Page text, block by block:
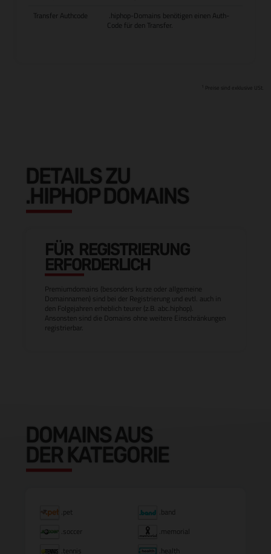
Transfer Authcode
.hiphop-Domains benötigen einen Auth-
Code für den Transfer.
Preise sind exklusive USt.
DETAILS ZU
.HIPHOP DOMAINS
FÜR REGISTRIERUNG
ERFORDERLICH
Premiumdomains (besonders kurze oder allgemeine
Domainnamen) sind bei der Registrierung und evtl. auch in
den Folgejahren erheblich teurer (z.B. abc.hiphop).
Ansonsten sind die Domains ohne weitere Einschränkungen
registrierbar.
DOMAINS AUS
DER KATEGORIE
.pet
.band
.soccer
.memorial
.tennis
.health